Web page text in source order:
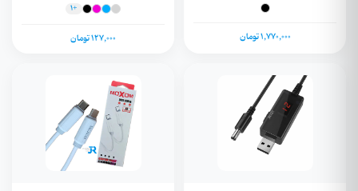
1,770,000 تومان
+1
127,000 تومان